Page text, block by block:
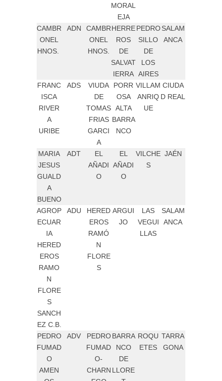
MORAL
EJA
CAMBR
ONEL
HNOS.
ADN
CAMBR
ONEL
HNOS.
HERRE
ROS
DE
SALVAT
IERRA
PEDRO
SILLO
DE
LOS
AIRES
SALAM
ANCA
FRANC
ISCA
RIVER
A
URIBE
ADS
VIUDA
DE
TOMAS
FRIAS
GARCI
A
PORR
OSA
ALTA
BARRA
NCO
VILLAM
ANRIQ
UE
CIUDA
D REAL
MARIA
JESUS
GUALD
A
BUENO
ADT
EL
AÑADI
O
EL
AÑADI
O
VILCHE
S
JAÉN
AGROP
ECUAR
IA
HERED
EROS
RAMO
N
FLORE
S
SANCH
EZ C.B.
ADU
HERED
EROS
RAMÓ
N
FLORE
S
ARGUI
JO
LAS
VEGUI
LLAS
SALAM
ANCA
PEDRO
FUMAD
O
AMEN
ADV
PEDRO
FUMAD
O-
CHARN
BARRA
NCO
DE
LLORE
ROQU
ETES
TARRA
GONA